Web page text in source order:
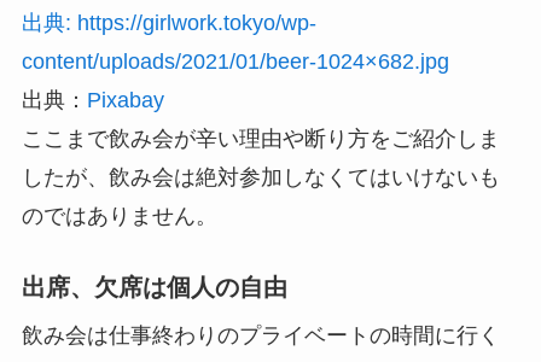
出典: https://girlwork.tokyo/wp-
content/uploads/2021/01/beer-1024×682.jpg
出典： Pixabay
ここまで飲み会が辛い理由や断り方をご紹介しま
したが、飲み会は絶対参加しなくてはいけないも
のではありません。
出席、欠席は個人の自由
飲み会は仕事終わりのプライベートの時間に行く